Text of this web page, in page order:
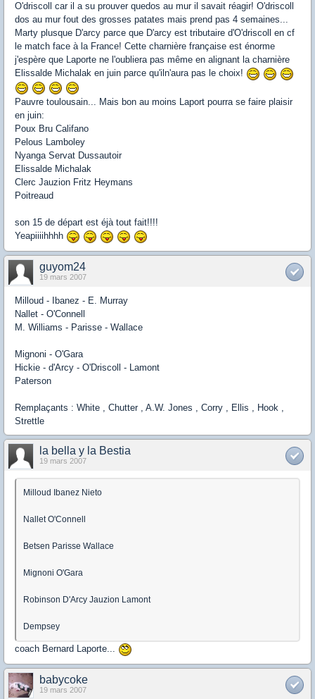
O'driscoll car il a su prouver quedos au mur il savait réagir! O'driscoll
dos au mur fout des grosses patates mais prend pas 4 semaines...
Marty plusque D'arcy parce que D'arcy est tributaire d'O'driscoll en cf
le match face à la France! Cette charnière française est énorme
j'espère que Laporte ne l'oubliera pas même en alignant la charnière
Elissalde Michalak en juin parce qu'iln'aura pas le choix!
Pauvre toulousain... Mais bon au moins Laport pourra se faire plaisir
en juin:
Poux Bru Califano
Pelous Lamboley
Nyanga Servat Dussautoir
Elissalde Michalak
Clerc Jauzion Fritz Heymans
Poitreaud
son 15 de départ est éjà tout fait!!!!
Yeapiiiihhhh
guyom24
19 mars 2007
Milloud - Ibanez - E. Murray
Nallet - O'Connell
M. Williams - Parisse - Wallace
Mignoni - O'Gara
Hickie - d'Arcy - O'Driscoll - Lamont
Paterson
Remplaçants : White , Chutter , A.W. Jones , Corry , Ellis , Hook ,
Strettle
la bella y la Bestia
19 mars 2007
Milloud Ibanez Nieto
Nallet O'Connell
Betsen Parisse Wallace
Mignoni O'Gara
Robinson D'Arcy Jauzion Lamont
Dempsey
coach Bernard Laporte...
babycoke
19 mars 2007